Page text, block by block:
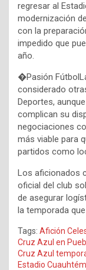
regresar al
modernización
con la
impedido que
año.
�Pasión
considerado
Deportes,
complican su
negociaciones
más viable para
partidos como
Los aficionados
oficial del club
de asegurar
la temporada
Tags: Afición
Cruz Azul en
Cruz Azul
Estadio